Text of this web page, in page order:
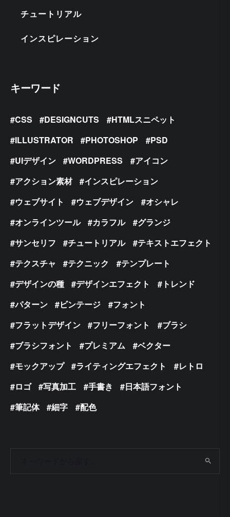
チュートリアル
インスピレーション
キーワード
CSS DESIGNCUTS
HTMLスニペット
ILLUSTRATOR
PHOTOSHOP
PSD
UIデザイン
WORDPRESS
アイコン
アクション素材
インスピレーション
ウェブサイト
ウェブデザイン
オシャレ
オンラインツール
カラフル
グランジ
サンセリフ
チュートリアル
テキストエフェクト
テクスチャ
テクニック
テンプレート
デザインの種
デザインエフェクト
トレンド
パターン
ビンテージ
フォント
フラットデザイン
フリーフォント
ブラシ
ブラシフォント
プレミアム
ベクター
モックアップ
ライティングエフェクト
レトロ
ロゴ
写真加工 手書き
日本語フォント
筆記体
細字 配色